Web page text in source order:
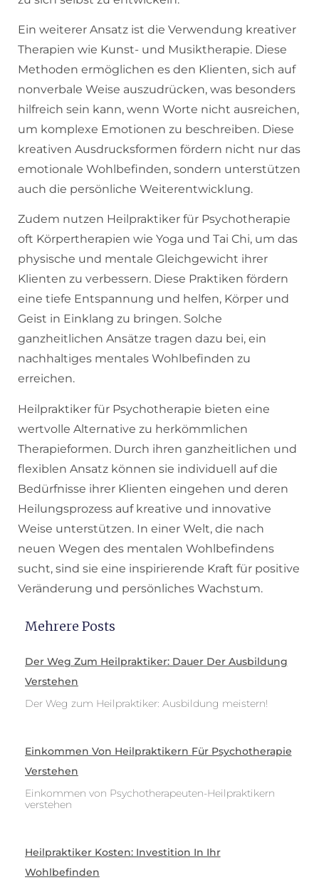
Ein weiterer Ansatz ist die Verwendung kreativer
Therapien wie Kunst- und Musiktherapie. Diese
Methoden ermöglichen es den Klienten, sich auf
nonverbale Weise auszudrücken, was besonders
hilfreich sein kann, wenn Worte nicht ausreichen,
um komplexe Emotionen zu beschreiben. Diese
kreativen Ausdrucksformen fördern nicht nur das
emotionale Wohlbefinden, sondern unterstützen
auch die persönliche Weiterentwicklung.
Zudem nutzen Heilpraktiker für Psychotherapie
oft Körpertherapien wie Yoga und Tai Chi, um das
physische und mentale Gleichgewicht ihrer
Klienten zu verbessern. Diese Praktiken fördern
eine tiefe Entspannung und helfen, Körper und
Geist in Einklang zu bringen. Solche
ganzheitlichen Ansätze tragen dazu bei, ein
nachhaltiges mentales Wohlbefinden zu
erreichen.
Heilpraktiker für Psychotherapie bieten eine
wertvolle Alternative zu herkömmlichen
Therapieformen. Durch ihren ganzheitlichen und
flexiblen Ansatz können sie individuell auf die
Bedürfnisse ihrer Klienten eingehen und deren
Heilungsprozess auf kreative und innovative
Weise unterstützen. In einer Welt, die nach
neuen Wegen des mentalen Wohlbefindens
sucht, sind sie eine inspirierende Kraft für positive
Veränderung und persönliches Wachstum.
Mehrere Posts
Der Weg Zum Heilpraktiker: Dauer Der Ausbildung
Verstehen
Der Weg zum Heilpraktiker: Ausbildung meistern!
Einkommen Von Heilpraktikern Für Psychotherapie
Verstehen
Einkommen von Psychotherapeuten-Heilpraktikern
verstehen
Heilpraktiker Kosten: Investition In Ihr
Wohlbefinden